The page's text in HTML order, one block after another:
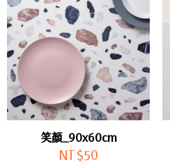
笑顏_90x60cm
NT$50